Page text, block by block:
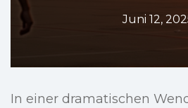
Juni 12,
In einer dramatischen